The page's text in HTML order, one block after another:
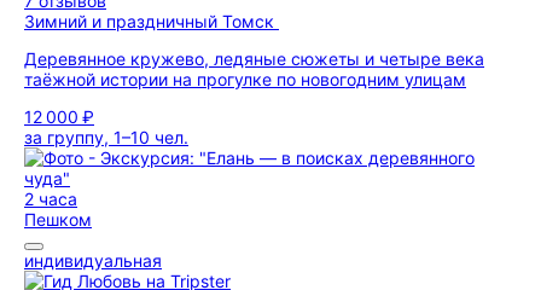
Зимний и праздничный Томск
Деревянное кружево, ледяные сюжеты и четыре века
таёжной истории на прогулке по новогодним улицам
12 000 ₽
за группу, 1–10 чел.
2 часа
Пешком
индивидуальная